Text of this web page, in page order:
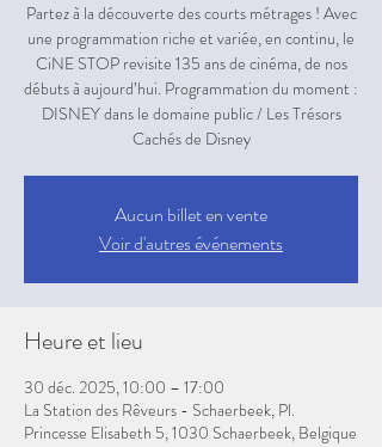
Partez à la découverte des courts métrages ! Avec
une programmation riche et variée, en continu, le
CiNE STOP revisite 135 ans de cinéma, de nos
débuts à aujourd’hui. Programmation du moment :
DISNEY dans le domaine public / Les Trésors
Cachés de Disney
Aucun billet en vente
Voir d'autres événements
Heure et lieu
30 déc. 2025, 10:00 – 17:00
La Station des Rêveurs - Schaerbeek, Pl.
Princesse Elisabeth 5, 1030 Schaerbeek, Belgique